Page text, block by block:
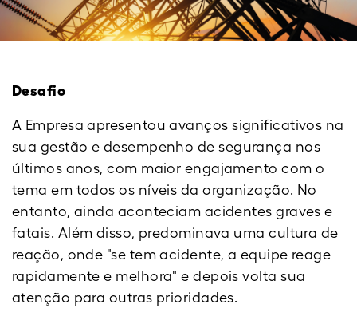
Desafio
A Empresa apresentou avanços significativos na
sua gestão e desempenho de segurança nos
últimos anos, com maior engajamento com o
tema em todos os níveis da organização. No
entanto, ainda aconteciam acidentes graves e
fatais. Além disso, predominava uma cultura de
reação, onde "se tem acidente, a equipe reage
rapidamente e melhora" e depois volta sua
atenção para outras prioridades.